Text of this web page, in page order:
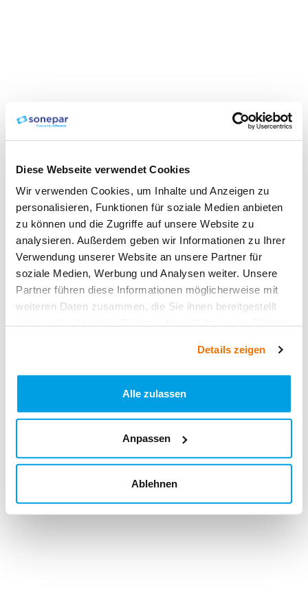
Diese Webseite verwendet Cookies
Wir verwenden Cookies, um Inhalte und Anzeigen zu
personalisieren, Funktionen für soziale Medien anbieten
zu können und die Zugriffe auf unsere Website zu
analysieren. Außerdem geben wir Informationen zu Ihrer
Verwendung unserer Website an unsere Partner für
soziale Medien, Werbung und Analysen weiter. Unsere
Partner führen diese Informationen möglicherweise mit
weiteren Daten zusammen, die Sie ihnen bereitgestellt
Details zeigen
Alle zulassen
Anpassen
Ablehnen